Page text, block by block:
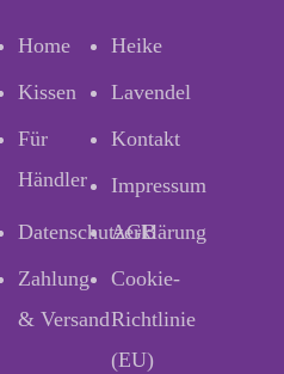
Home
Heike
Kissen
Lavendel
Für
Händler
Kontakt
Impressum
Datenschutzerklärung
AGB
Zahlung
& Versand
Cookie-
Richtlinie
(EU)